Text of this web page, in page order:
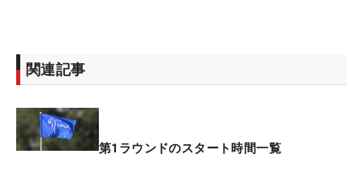
を引き出す」とされるモデル。高い寛容性を特徴と
している。
3番と5番ウッドはテーラーメイド『Qi10』。ただ
し、5番ウッドはスリクソンの最新モデル『ZXi』も
関連記事
第1ラウンドのスタート時間一覧